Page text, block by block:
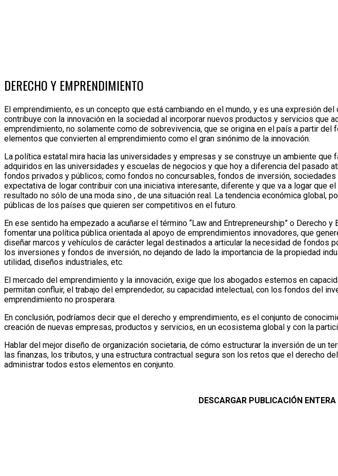
DERECHO Y EMPRENDIMIENTO
El emprendimiento, es un concepto que está cambiando en el mundo, y es una expresión
contribuye con la innovación en la sociedad al incorporar nuevos productos y servicios que
emprendimiento, no solamente como de sobrevivencia, que se origina en el país a partir
elementos que convierten al emprendimiento como el gran sinónimo de la innovación.
La política estatal mira hacia las universidades y empresas y se construye un ambiente
adquiridos en las universidades y escuelas de negocios y que hoy a diferencia del pasado
fondos privados y públicos; como fondos no concursables, fondos de inversión,
expectativa de logar contribuir con una iniciativa interesante, diferente y que va a logar que
resultado no sólo de una moda sino , de una situación real. La tendencia económica
públicas de los países que quieren ser competitivos en el futuro.
En ese sentido ha empezado a acuñarse el término “Law and Entrepreneurship” o
fomentar una política pública orientada al apoyo de emprendimientos innovadores, que
diseñar marcos y vehículos de carácter legal destinados a articular la necesidad de fondos
los inversiones y fondos de inversión, no dejando de lado la importancia de la propiedad
utilidad, diseños industriales, etc.
El mercado del emprendimiento y la innovación, exige que los abogados estemos en
permitan confluir, el trabajo del emprendedor, su capacidad intelectual, con los fondos del
emprendimiento no prosperara.
En conclusión, podríamos decir que el derecho y emprendimiento, es el conjunto de
creación de nuevas empresas, productos y servicios, en un ecosistema global y con la
Hablar del mejor diseño de organización societaria, de cómo estructurar la inversión de un
las finanzas, los tributos, y una estructura contractual segura son los retos que el derecho
administrar todos estos elementos en conjunto.
DESCARGAR PUBLICACIÓN